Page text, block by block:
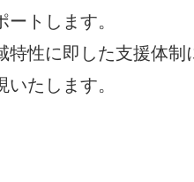
ートします。
特性に即した支援体制
いたします。